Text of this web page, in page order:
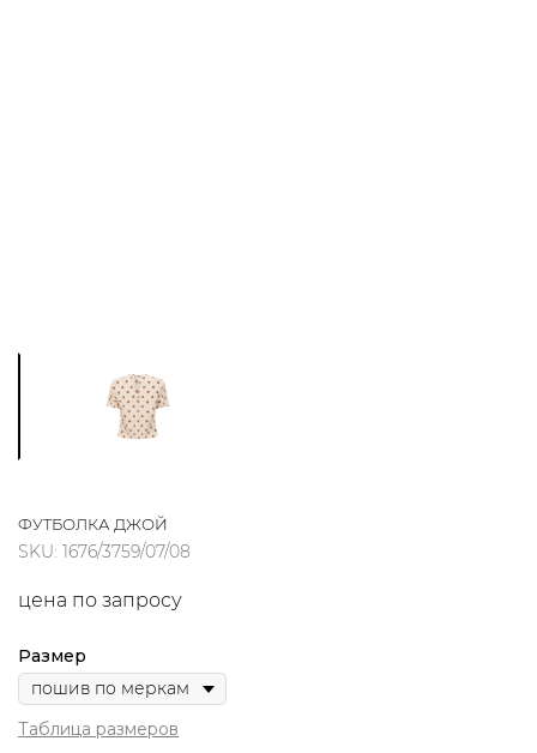
ФУТБОЛКА ДЖОЙ
SKU: 1676/3759/07/08
цена по запросу
Размер
Таблица размеров